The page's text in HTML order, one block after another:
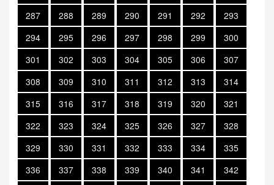
287
288 289 290 291 292
293
294
295 296 297 298 299
300
301
302 303 304 305 306
307
308
309 310 311 312 313
314
315
316 317 318 319 320
321
322
323 324 325 326 327
328
329
330 331 332 333 334
335
336
337 338 339 340 341
342